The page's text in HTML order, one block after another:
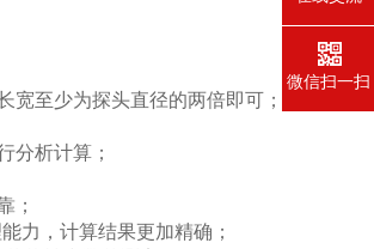
宽至少为探头直径的两倍即可；
分析计算；
；
力，计算结果更加精确；
微信扫一扫